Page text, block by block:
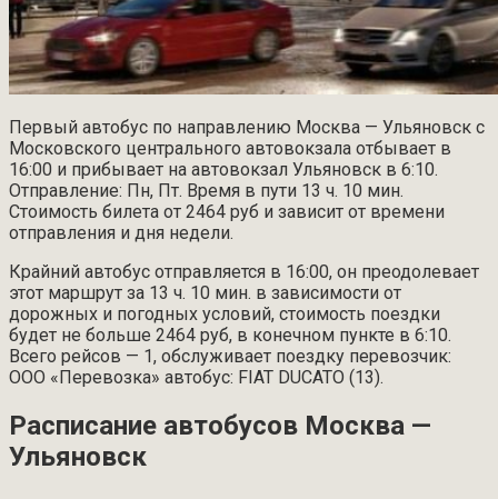
Первый автобус по направлению Москва — Ульяновск с
Московского центрального автовокзала отбывает в
16:00 и прибывает на автовокзал Ульяновск в 6:10.
Отправление: Пн, Пт. Время в пути 13 ч. 10 мин.
Стоимость билета от 2464 руб и зависит от времени
отправления и дня недели.
Крайний автобус отправляется в 16:00, он преодолевает
этот маршрут за 13 ч. 10 мин. в зависимости от
дорожных и погодных условий, стоимость поездки
будет не больше 2464 руб, в конечном пункте в 6:10.
Всего рейсов — 1, обслуживает поездку перевозчик:
ООО «Перевозка» автобус: FIAT DUCATO (13).
Расписание автобусов Москва —
Ульяновск